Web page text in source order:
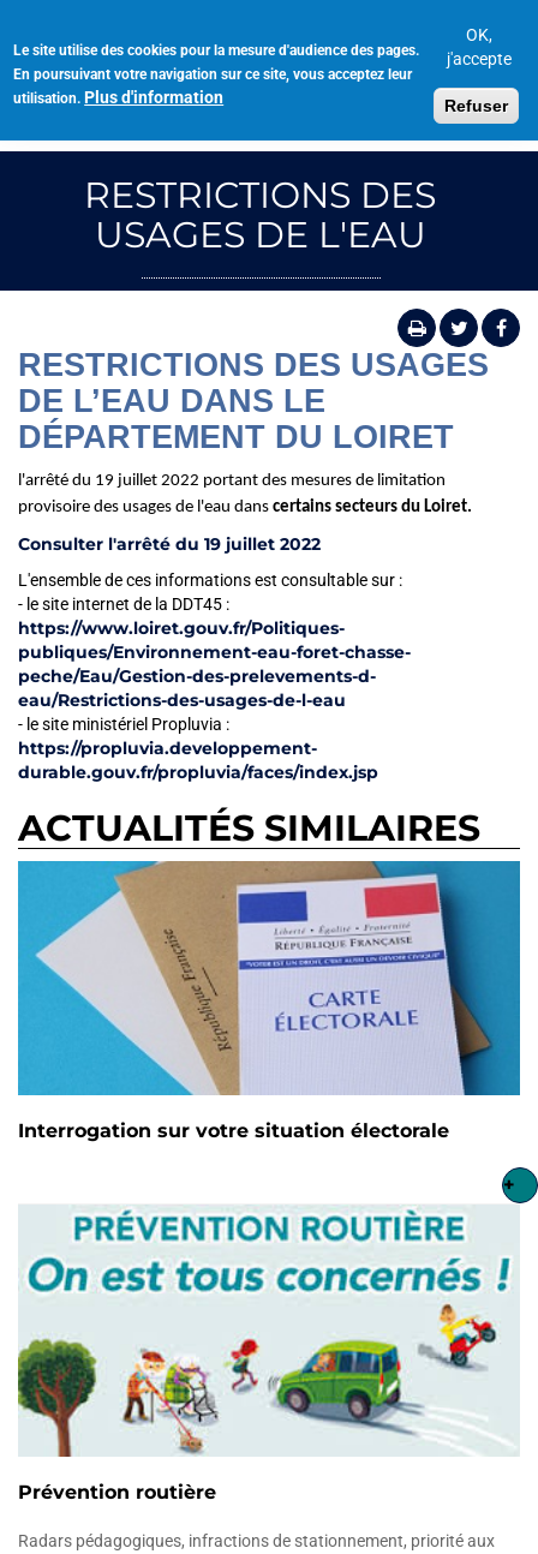
Le site utilise des cookies pour la mesure d'audience des pages.
En poursuivant votre navigation sur ce site, vous acceptez leur
utilisation. Plus d'information
OK,
j'accepte
Refuser
contenu
principal
RESTRICTIONS DES
USAGES DE L'EAU
RESTRICTIONS DES USAGES
DE L’EAU DANS LE
DÉPARTEMENT DU LOIRET
l'arrêté du 19 juillet 2022 portant des mesures de limitation
provisoire des usages de l'eau dans certains secteurs du Loiret.
Consulter l'arrêté du 19 juillet 2022
L'ensemble de ces informations est consultable sur :
- le site internet de la DDT45 :
https://www.loiret.gouv.fr/Politiques-
publiques/Environnement-eau-foret-chasse-
peche/Eau/Gestion-des-prelevements-d-
eau/Restrictions-des-usages-de-l-eau
- le site ministériel Propluvia :
https://propluvia.developpement-
durable.gouv.fr/propluvia/faces/index.jsp
ACTUALITÉS SIMILAIRES
Interrogation sur votre situation électorale
+
Prévention routière
Radars pédagogiques, infractions de stationnement, priorité aux